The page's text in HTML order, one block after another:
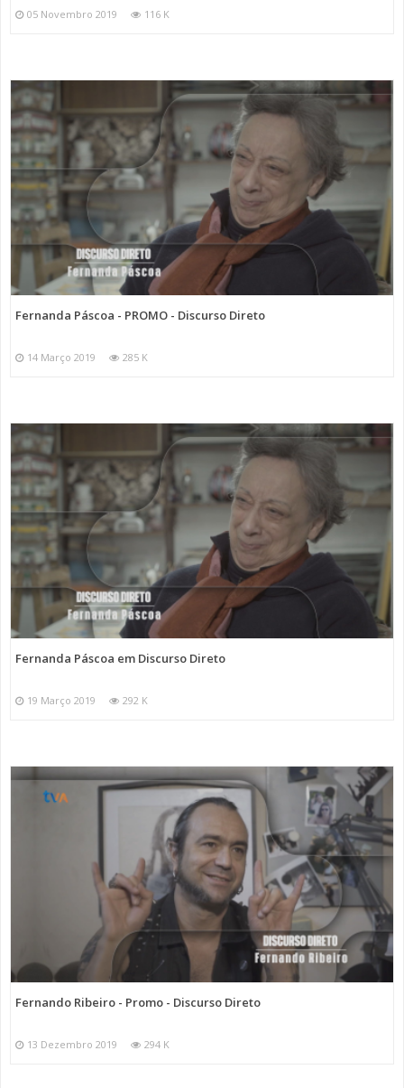
05 Novembro 2019 116 K
Fernanda Páscoa - PROMO - Discurso Direto
14 Março 2019 285 K
Fernanda Páscoa em Discurso Direto
19 Março 2019 292 K
Fernando Ribeiro - Promo - Discurso Direto
13 Dezembro 2019 294 K